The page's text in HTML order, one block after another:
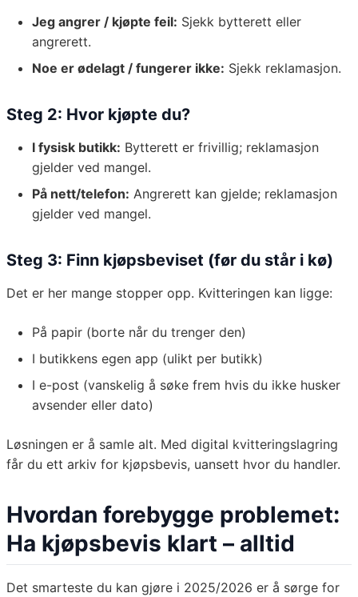
Jeg angrer / kjøpte feil: Sjekk bytterett eller
angrerett.
Noe er ødelagt / fungerer ikke: Sjekk reklamasjon.
Steg 2: Hvor kjøpte du?
I fysisk butikk: Bytterett er frivillig; reklamasjon
gjelder ved mangel.
På nett/telefon: Angrerett kan gjelde; reklamasjon
gjelder ved mangel.
Steg 3: Finn kjøpsbeviset (før du står i kø)
Det er her mange stopper opp. Kvitteringen kan ligge:
På papir (borte når du trenger den)
I butikkens egen app (ulikt per butikk)
I e-post (vanskelig å søke frem hvis du ikke husker
avsender eller dato)
Løsningen er å samle alt. Med digital kvitteringslagring
får du ett arkiv for kjøpsbevis, uansett hvor du handler.
Hvordan forebygge problemet:
Ha kjøpsbevis klart – alltid
Det smarteste du kan gjøre i 2025/2026 er å sørge for